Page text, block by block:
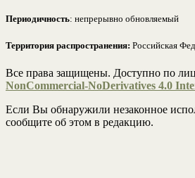
Периодичность: непрерывно обновляемый
Территория распространения: Российская
Все права защищены. Доступно по
NonCommercial-NoDerivatives 4.0
Если Вы обнаружили незаконное
сообщите об этом в редакцию.